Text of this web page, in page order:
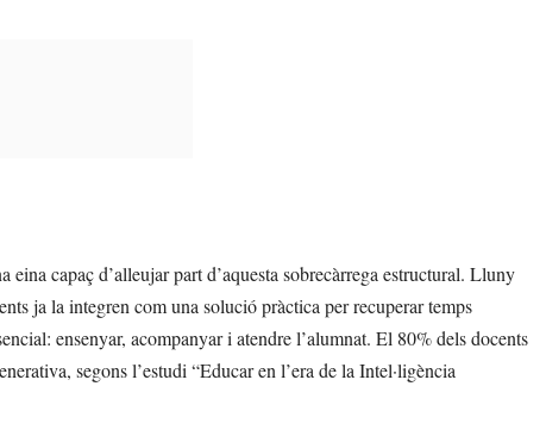
capaç d’alleujar part d’aquesta sobrecàrrega estructural. Lluny
ja la integren com una solució pràctica per recuperar temps
ensenyar, acompanyar i atendre l’alumnat. El 80% dels docents
segons l’estudi “Educar en l’era de la Intel·ligència